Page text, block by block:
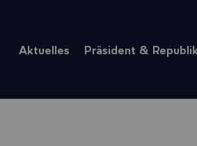
Aktuelles Präsident & Republik